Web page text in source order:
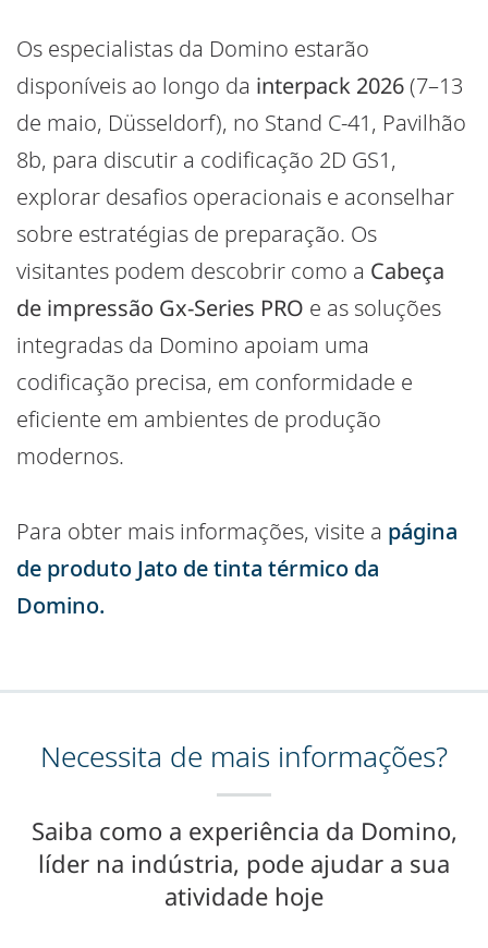
Os especialistas da Domino estarão
disponíveis ao longo da interpack 2026(7–13
de maio, Düsseldorf), no Stand C-41, Pavilhão
8b, para discutir a codificação 2D GS1,
explorar desafios operacionais e aconselhar
sobre estratégias de preparação. Os
visitantes podem descobrir como a Cabeça
de impressão Gx-Series PRO e as soluções
integradas da Domino apoiam uma
codificação precisa, em conformidade e
eficiente em ambientes de produção
modernos.
Para obter mais informações, visite a página
de produto Jato de tinta térmico da
Domino.
Necessita de mais informações?
Saiba como a experiência da Domino,
líder na indústria, pode ajudar a sua
atividade hoje